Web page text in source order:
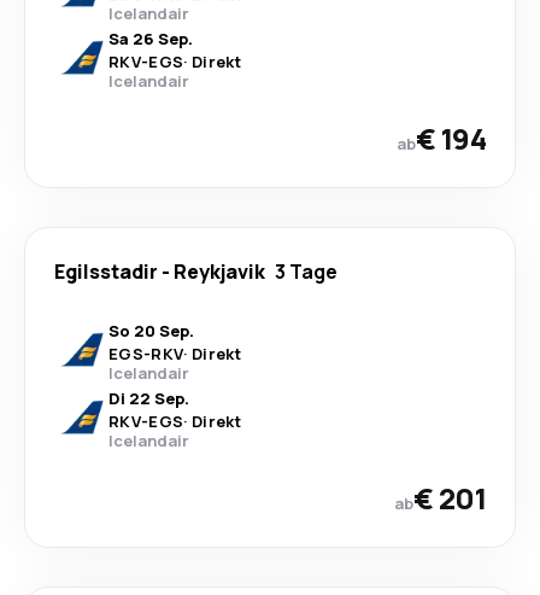
Icelandair
Sa 26 Sep.
RKV-EGS· Direkt
Icelandair
ab€ 194
Egilsstadir - Reykjavik 3 Tage
So 20 Sep.
EGS-RKV· Direkt
Icelandair
Di 22 Sep.
RKV-EGS· Direkt
Icelandair
ab€ 201